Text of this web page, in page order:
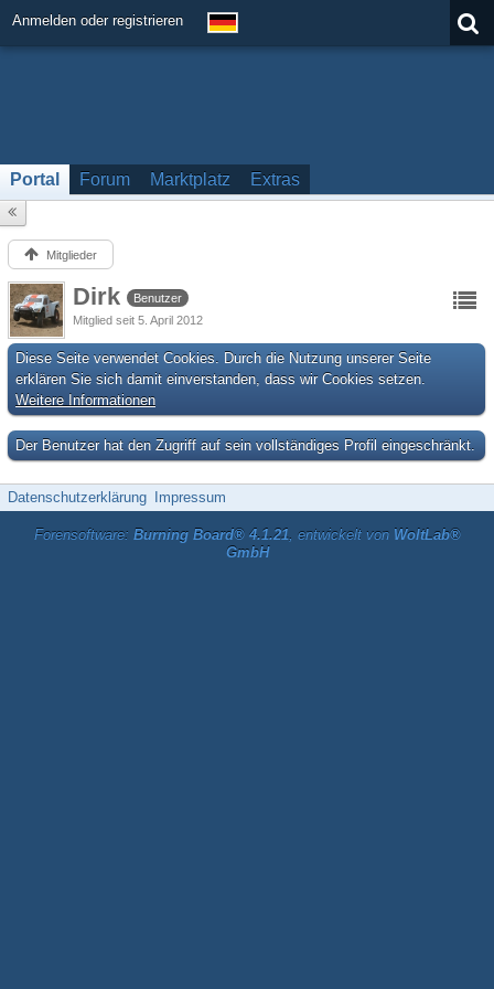
Anmelden oder registrieren
Portal Forum Marktplatz Extras
Mitglieder
Dirk
Benutzer
Mitglied seit 5. April 2012
Diese Seite verwendet Cookies. Durch die Nutzung unserer Seite
erklären Sie sich damit einverstanden, dass wir Cookies setzen.
Weitere Informationen
Der Benutzer hat den Zugriff auf sein vollständiges Profil eingeschränkt.
Datenschutzerklärung Impressum
Forensoftware: Burning Board® 4.1.21, entwickelt von WoltLab®
GmbH